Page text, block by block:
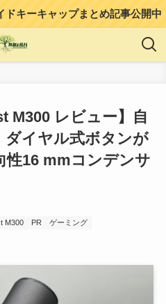
キーキャップまとめ記事公開中
M300 レビュー】自
ダイヤル式ボタンが
性16 mmコンデンサ
M300 PR ゲーミング